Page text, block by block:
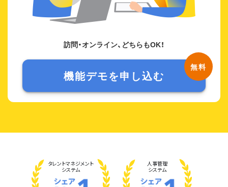
訪問・オンライン、どちらもOK！
機能デモを申し込む
タレントマネジメント
システム
人事管理
システム